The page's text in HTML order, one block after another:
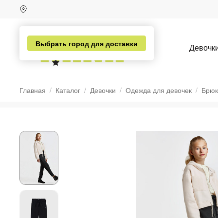
Выбрать город для доставки
Главная Каталог Девочки Одежда для девочек